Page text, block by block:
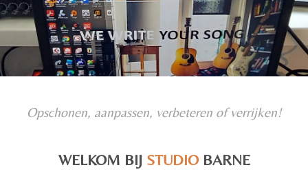
Opschonen, aanpassen, verbeteren of verrijken!
WELKOM BIJ STUDIOBARNE